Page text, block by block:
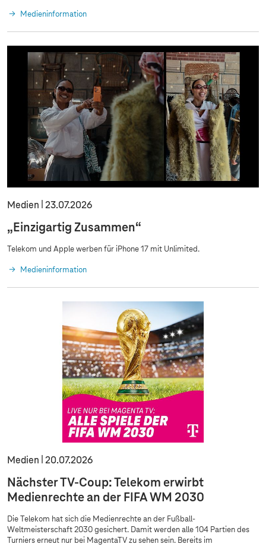
Medieninformation
Medien 23.07.2026
„Einzigartig Zusammen“
Telekom und Apple werben für iPhone 17 mit Unlimited.
Medieninformation
Medien 20.07.2026
Nächster TV-Coup: Telekom erwirbt
Medienrechte an der FIFA WM 2030
Die Telekom hat sich die Medienrechte an der Fußball-
Weltmeisterschaft 2030 gesichert. Damit werden alle 104 Partien des
Turniers erneut nur bei MagentaTV zu sehen sein. Bereits im